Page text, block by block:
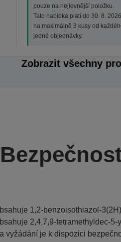
pouze na nejlevnější položku.
Tato nabídka platí do 30. 8.
na maximálně 3 kusy od
jedné objednávky.
Zobrazit všechny
1,2-benzoisothiazol-
2,4,7,9-tetramethyldec-
vyžádání je k dispozici